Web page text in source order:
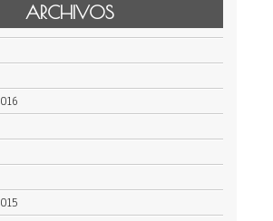
ARCHIVOS